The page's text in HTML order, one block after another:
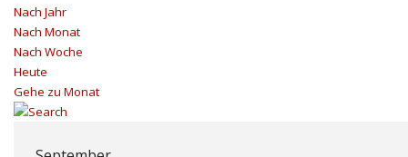
Nach Jahr
Nach Monat
Nach Woche
Heute
Gehe zu Monat